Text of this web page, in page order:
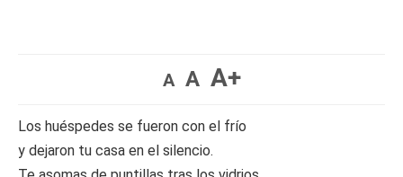
A A A+
Los huéspedes se fueron con el frío
y dejaron tu casa en el silencio.